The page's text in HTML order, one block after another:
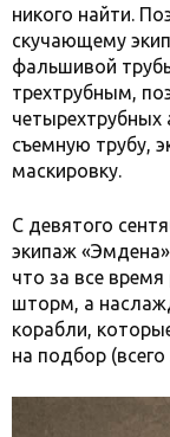
никого найти.
скучающему
фальшивой
трехтрубным,
четырехтрубных
съемную трубу,
маскировку.
С девятого
экипаж
что за все
шторм, а
корабли,
на подбор